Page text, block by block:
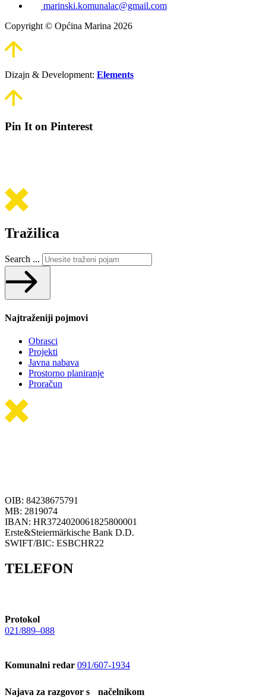
marinski.komunalac@gmail.com
Copyright © Općina Marina 2026
Dizajn & Development: Elements
Pin It on Pinterest
Tražilica
Search ...
Najtraženiji pojmovi
Obrasci
Projekti
Javna nabava
Prostorno planiranje
Proračun
OIB: 84238675791
MB: 2819074
IBAN: HR3724020061825800001
Erste&Steiermärkische Bank D.D.
SWIFT/BIC: ESBCHR22
TELEFON
Protokol
021/889–088
Komunalni redar 091/607-1934
Najava za razgovor s načelnikom